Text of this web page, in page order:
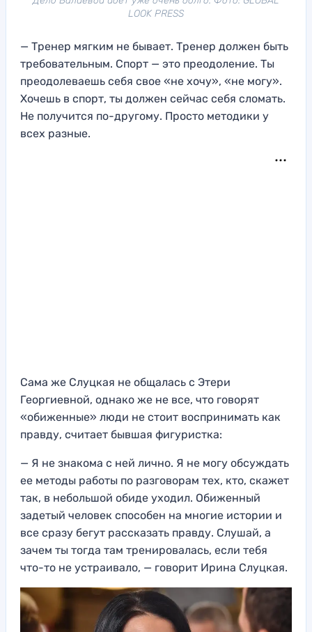
LOOK PRESS
— Тренер мягким не бывает. Тренер должен быть
требовательным. Спорт — это преодоление. Ты
преодолеваешь себя свое «не хочу», «не могу».
Хочешь в спорт, ты должен сейчас себя сломать.
Не получится по-другому. Просто методики у
всех разные.
Сама же Слуцкая не общалась с Этери
Георгиевной, однако же не все, что говорят
«обиженные» люди не стоит воспринимать как
правду, считает бывшая фигуристка:
— Я не знакома с ней лично. Я не могу обсуждать
ее методы работы по разговорам тех, кто, скажет
так, в небольшой обиде уходил. Обиженный
задетый человек способен на многие истории и
все сразу бегут рассказать правду. Слушай, а
зачем ты тогда там тренировалась, если тебя
что-то не устраивало, — говорит Ирина Слуцкая.